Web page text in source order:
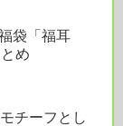
袋「福耳
め
チーフとし